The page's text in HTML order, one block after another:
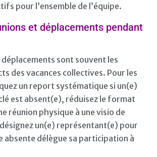
pour l’ensemble de l’équipe.
et déplacements pendant
déplacements sont souvent les
des vacances collectives. Pour les
un report systématique si un(e)
est absent(e), réduisez le format
réunion physique à une visio de
un(e) représentant(e) pour
absente délègue sa participation à